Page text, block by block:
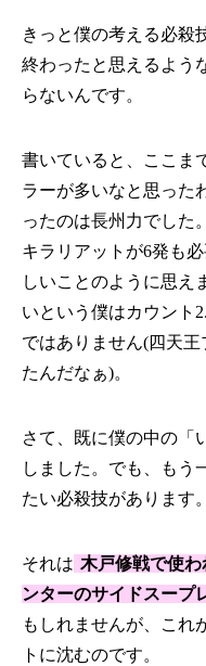
きっと僕の考える必殺
終わったと思えるよう
らないんです。
書いていると、ここま
ラーが多いなと思った
ったのは長州力でした
キラリアットが6発も
しいことのように思え
いという僕はカウント
ではありません(四天
たんだなぁ)。
さて、既に僕の中の「
しました。でも、もう
たい必殺技があります。
それは 木戸修戦で使
ンターのサイドスープ
もしれませんが、これ
トに沈むのです。